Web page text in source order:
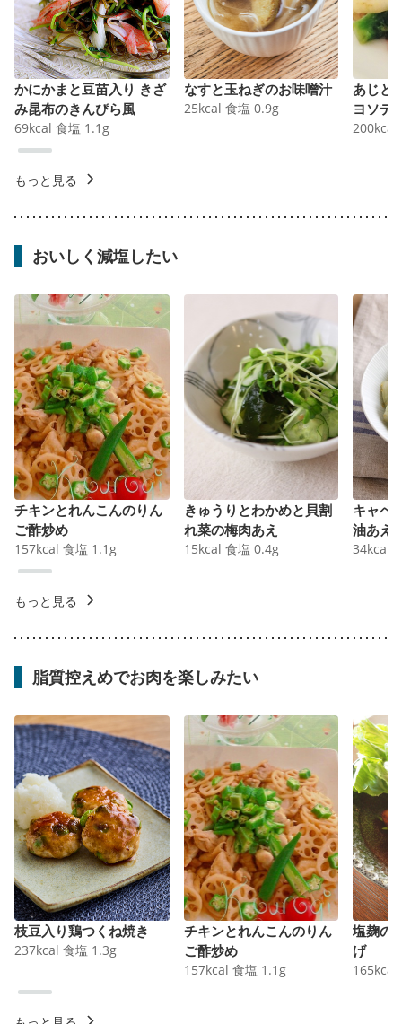
かにかまと豆苗入り きざ
み昆布のきんぴら風
69kcal 食塩 1.1 g
なすと玉ねぎのお味噌汁
25kcal 食塩 0.9g
あじと
ヨソテ
200kcal
もっと見る
おいしく減塩したい
チキンとれんこんのりん
ご酢炒め
157kcal 食塩 1.1 g
きゅうりとわかめと貝割
れ菜の梅肉あえ
15kcal 食塩 0.4g
キャベ
油あえ
34kcal
もっと見る
脂質控えめでお肉を楽しみたい
枝豆入り鶏つくね焼き
237kcal 食塩 1.3g
チキンとれんこんのりん
ご酢炒め
157kcal 食塩 1.1 g
塩麹の
げ
165kcal